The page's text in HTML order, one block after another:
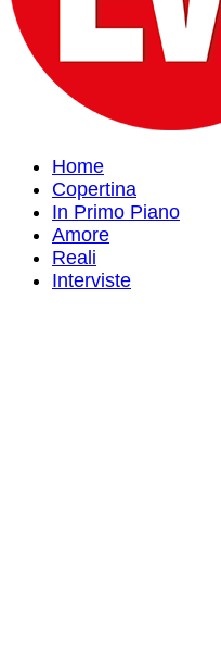
Home
Copertina
In Primo Piano
Amore
Reali
Interviste